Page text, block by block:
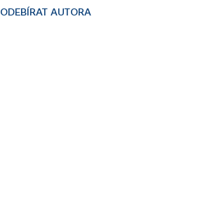
ODEBÍRAT AUTORA